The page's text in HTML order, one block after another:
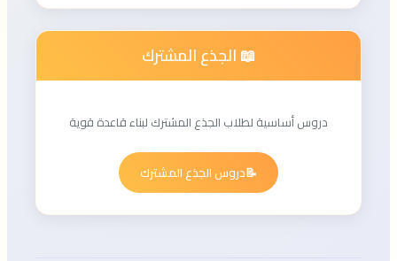
📖 الجذع المشترك
دروس أساسية لطلاب الجذع المشترك لبناء قاعدة قوية
📝دروس الجذع المشترك